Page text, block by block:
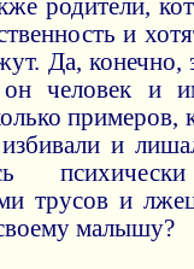
родители,
и
Да, конечно,
человек и
примеров,
и
трусов и
малышу?